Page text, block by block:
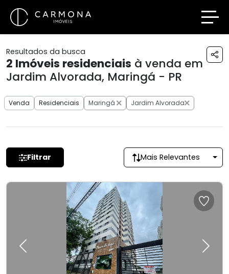
Resultados da busca
2 Imóveis residenciais à venda em
Jardim Alvorada, Maringá - PR
Venda Residenciais Maringá Jardim Alvorada
Filtrar Mais Relevantes
Previous Next